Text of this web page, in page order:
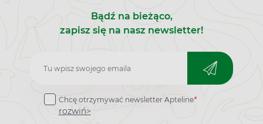
Bądź na bieżąco,
zapisz się na nasz newsletter!
Zapisz
do
newslettera
Chcę otrzymywać newsletter Apteline*
rozwiń>